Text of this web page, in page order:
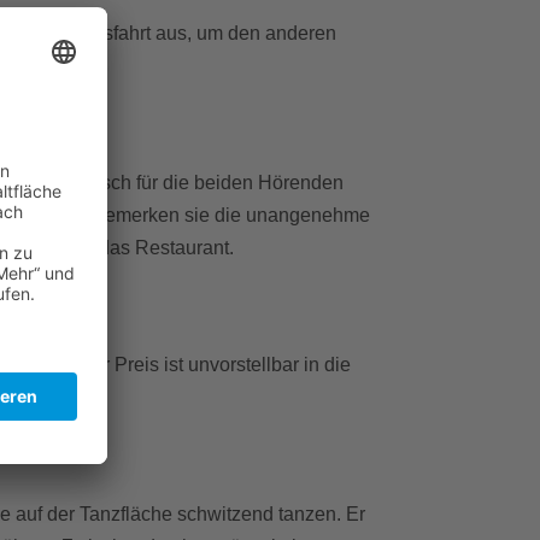
nächste Ausfahrt aus, um den anderen
ein Tisch für die beiden Hörenden
Weile bemerken sie die unangenehme
sie das Restaurant.
Der Preis ist unvorstellbar in die
auf der Tanzfläche schwitzend tanzen. Er